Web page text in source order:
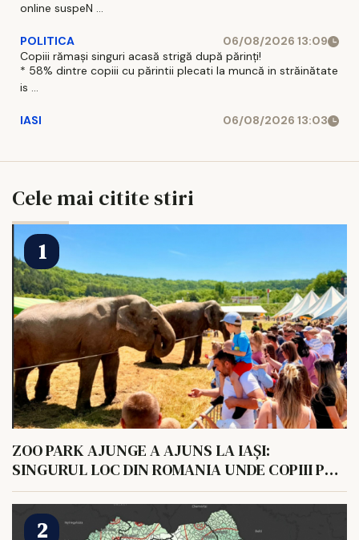
online suspeN ...
POLITICA
06/08/2026 13:09
Copiii rămași singuri acasă strigă după părinți!
* 58% dintre copiii cu părintii plecati la muncă in străinătate
is ...
IASI 06/08/2026 13:03
Cele mai citite stiri
ZOO PARK AJUNGE A AJUNS LA IAȘI:
SINGURUL LOC DIN ROMANIA UNDE COPIII POT
HRANI UN ELEFANT